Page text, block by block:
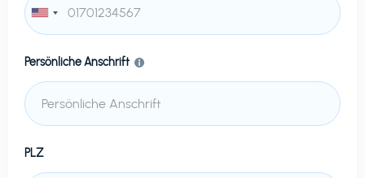
Persönliche Anschrift
PLZ